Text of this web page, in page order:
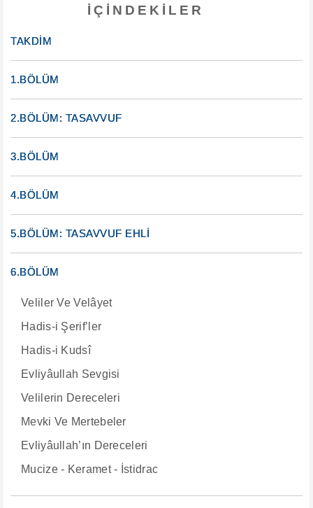
İÇINDEKILER
TAKDİM
1.BÖLÜM
2.BÖLÜM: TASAVVUF
3.BÖLÜM
4.BÖLÜM
5.BÖLÜM: TASAVVUF EHLİ
6.BÖLÜM
Veliler Ve Velâyet
Hadis-i Şerif’ler
Hadis-i Kudsî
Evliyâullah Sevgisi
Velilerin Dereceleri
Mevki Ve Mertebeler
Evliyâullah’ın Dereceleri
Mucize - Keramet - İstidrac